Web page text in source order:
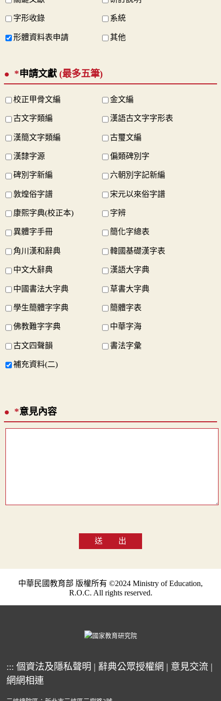
字形收錄 系統
形體資料表申請 其他
*申請文獻(最多五筆)
校正甲骨文編 金文編
古文字類編 漢語古文字字形表
漢簡文字類編 古璽文編
漢隸字源 偏類碑別字
碑別字新編 六朝別字記新編
敦煌俗字譜 宋元以來俗字譜
康熙字典(校正本) 字辨
異體字手冊 簡化字總表
角川漢和辭典 韓國基礎漢字表
中文大辭典 漢語大字典
中國書法大字典 草書大字典
學生簡體字字典 簡體字表
佛教難字字典 中華字海
古文四聲韻 書法字彙
補充資料(二)
*意見內容
送 出
中華民國教育部 版權所有 ©2024 Ministry of Education,
R.O.C. All rights reserved.
::: 個資法及隱私聲明 | 辭典公眾授權網 | 意見交流 |
網網相連